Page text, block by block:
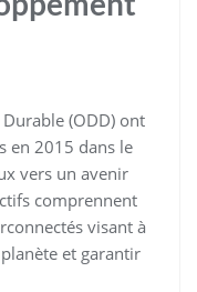
(ODD) ont
en 2015 dans le
vers un avenir
comprennent
visant à
et garantir